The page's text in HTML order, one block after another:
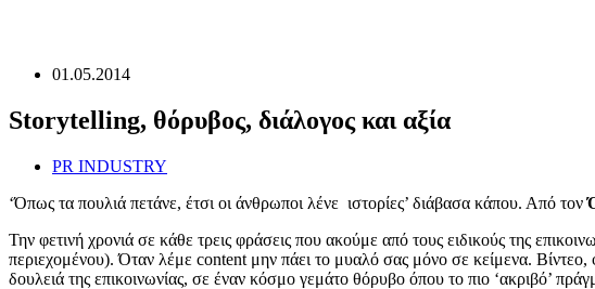
01.05.2014
Storytelling, θόρυβος, διάλογος και αξία
PR INDUSTRY
‘Όπως τα πουλιά πετάνε, έτσι οι άνθρωποι λένε ιστορίες’ διάβασα κάπου. Από τον
Την φετινή χρονιά σε κάθε τρεις φράσεις που ακούμε από τους ειδικούς της
περιεχομένου). Όταν λέμε content μην πάει το μυαλό σας μόνο σε κείμενα.
δουλειά της επικοινωνίας, σε έναν κόσμο γεμάτο θόρυβο όπου το πιο ‘ακριβό’